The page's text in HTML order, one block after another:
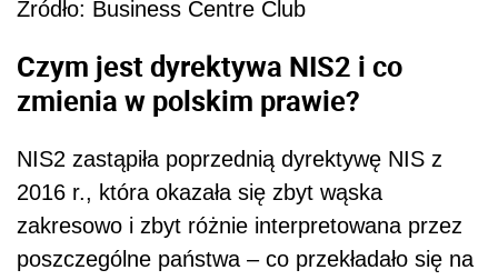
Źródło: Business Centre Club
Czym jest dyrektywa NIS2 i co
zmienia w polskim prawie?
NIS2 zastąpiła poprzednią dyrektywę NIS z
2016 r., która okazała się zbyt wąska
zakresowo i zbyt różnie interpretowana przez
poszczególne państwa – co przekładało się na